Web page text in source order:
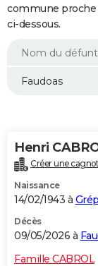
Essais
Réserver un essai
Citadines
Berlines
SUV
Forum auto
+HIGH-TECH
BRICOLAGE
WEEK-END
Alimentation
Guide de la santé
Maladies
Médicaments
Sommeil
VOYAGE
Destinations
City break
Voyage nature
Voyage de noces
Forum
Climat
+PHOTO
GUIDES D'ACHAT
commune proche
ci-dessous.
Henri
Créer une
Naissance
14/02/1943 à
Décès
09/05/2026 à
Famille CABROL